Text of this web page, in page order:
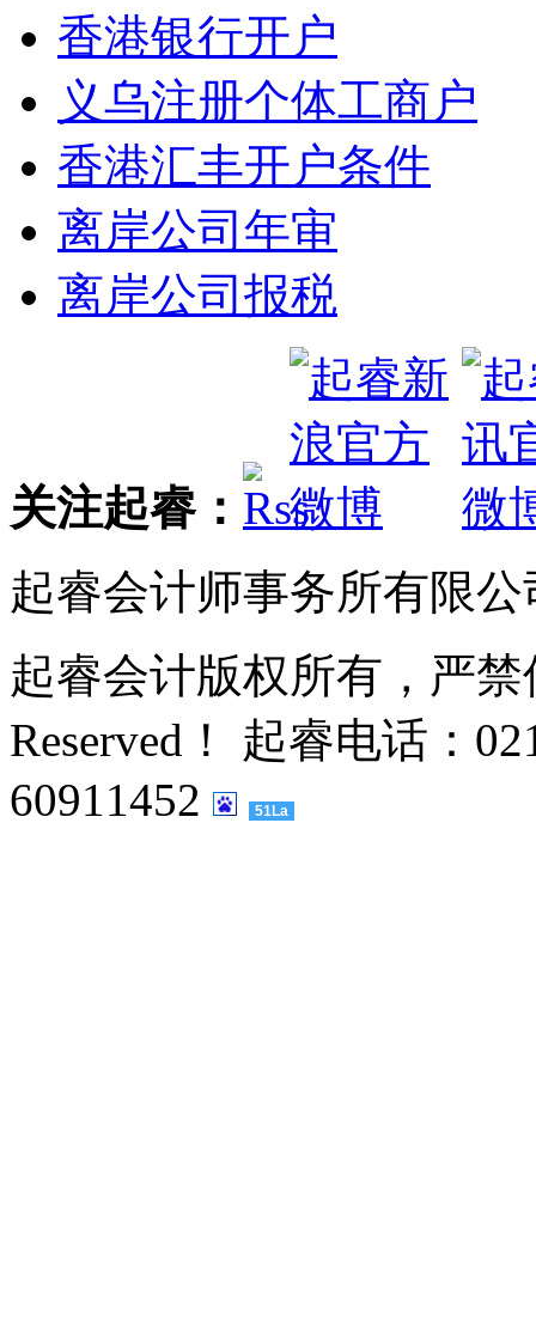
香港银行开户
义乌注册个体工商户
香港汇丰开户条件
离岸公司年审
离岸公司报税
关注起睿：
起睿会计师事务所有限
起睿会计版权所有，严
Reserved！ 起睿电话：
60911452
51La